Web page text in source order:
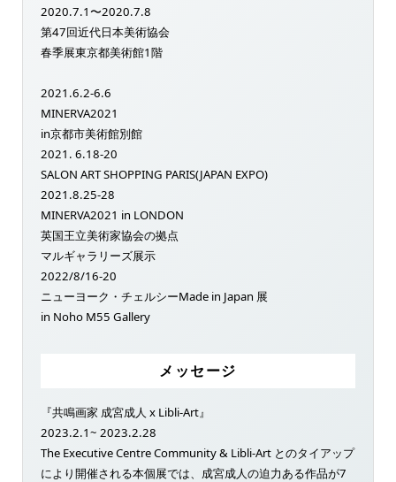
2020.7.1〜2020.7.8
第47回近代日本美術協会
春季展東京都美術館1階
2021.6.2-6.6
MINERVA2021
in京都市美術館別館
2021. 6.18-20
SALON ART SHOPPING PARIS(JAPAN EXPO)
2021.8.25-28
MINERVA2021 in LONDON
英国王立美術家協会の拠点
マルギャラリーズ展示
2022/8/16-20
ニューヨーク・チェルシーMade in Japan 展
in Noho M55 Gallery
メッセージ
『共鳴画家 成宮成人 x Libli-Art』
2023.2.1~ 2023.2.28
The Executive Centre Community & Libli-Art とのタイアップ
により開催される本個展では、成宮成人の迫力ある作品が7